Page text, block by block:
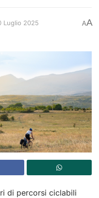
Luglio 2025 AA
di percorsi ciclabili